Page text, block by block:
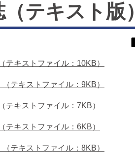
テキスト版）
テキストファイル：10KB）
テキストファイル：9KB）
テキストファイル：7KB）
テキストファイル：6KB）
テキストファイル：8KB）